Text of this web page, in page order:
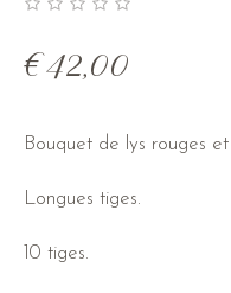
€42,00
Bouquet de lys rouges
Longues tiges.
10 tiges.